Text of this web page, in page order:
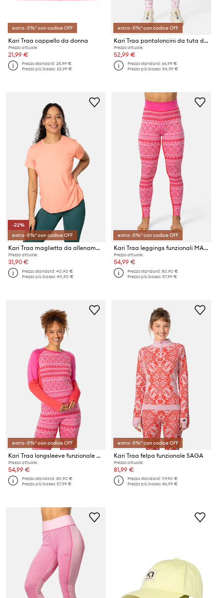
extra -5%* con codice OFF
Kari Traa cappello da donna
Prezzo attuale:
21,99 €
Prezzo standard:25,99 €
Prezzo più basso:22,99 €
extra -5%* con codice OFF
Kari Traa pantaloncini da tuta da donna Anelie
Prezzo attuale:
52,99 €
Prezzo standard:66,99 €
Prezzo più basso:54,99 €
-22%
extra -5%* con codice OFF
Kari Traa maglietta da allenamento Ava
Prezzo attuale:
31,90 €
Prezzo standard:40,90 €
Prezzo più basso:40,90 €
extra -5%* con codice OFF
Kari Traa leggings funzionali MALIA
Prezzo attuale:
54,99 €
Prezzo standard:80,90 €
Prezzo più basso:57,99 €
extra -5%* con codice OFF
Kari Traa longsleeve funzionale MALIA
Prezzo attuale:
54,99 €
Prezzo standard:80,90 €
Prezzo più basso:57,99 €
extra -5%* con codice OFF
Kari Traa felpa funzionale SAGA
Prezzo attuale:
81,99 €
Prezzo standard:119,90 €
Prezzo più basso:86,99 €